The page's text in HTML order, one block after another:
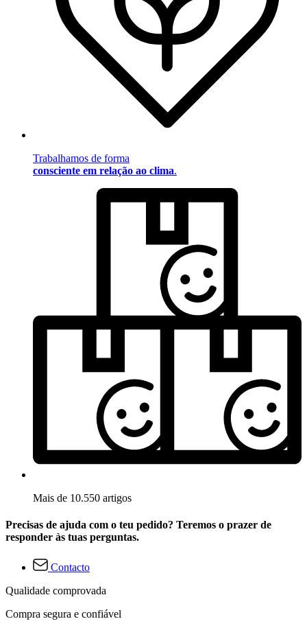
Trabalhamos de forma
consciente em relação ao clima.
Mais de 10.550 artigos
Precisas de ajuda com o teu pedido? Teremos o prazer de
responder às tuas perguntas.
Contacto
Qualidade comprovada
Compra segura e confiável